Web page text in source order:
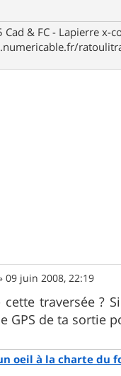
Cad & FC - Lapierre x-
09 juin 2008, 22:19
traversée ?
GPS de ta sortie
oeil à la charte du